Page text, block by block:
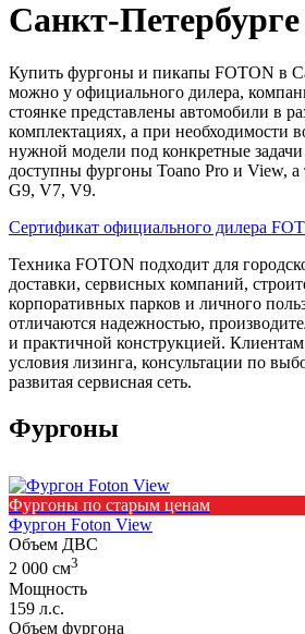
Санкт-Петербурге
Купить фургоны и пикапы FOTON в
можно у официального дилера,
стоянке представлены автомобили в
комплектациях, а при необходимости
нужной модели под конкретные
доступны фургоны Toano Pro и View,
G9, V7, V9.
Сертификат официального дилера
Техника FOTON подходит для
доставки, сервисных компаний,
корпоративных парков и личного
отличаются надежностью,
и практичной конструкцией.
условия лизинга, консультации по
развитая сервисная сеть.
Фургоны
Фургоны по старым ценам
Фургон Foton View
Объем ДВС
2 000 см3
Мощность
159 л.с.
Объем фургона